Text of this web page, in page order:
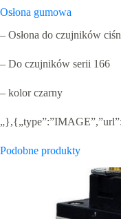
Osłona gumowa
– Osłona do czujników
– Do czujników serii 166
– kolor czarny
Podobne produkty